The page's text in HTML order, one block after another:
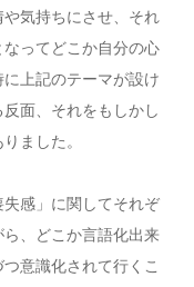
気持ちにさせ、それ
ってどこか自分の心
上記のテーマが設け
面、それをもしかし
ました。
感」に関してそれぞ
、どこか言語化出来
意識化されて行くこ